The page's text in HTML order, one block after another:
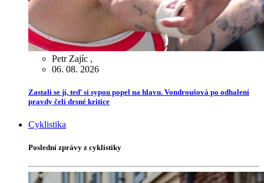
Petr Zajíc ,
06. 08. 2026
Zastali se jí, teď si sypou popel na hlavu. Vondroušová po odhalení
pravdy čelí drsné kritice
Cyklistika
Poslední zprávy z cyklistiky